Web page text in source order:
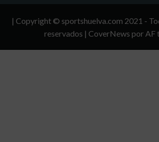
| Copyright © sportshuelva.com 2021 -
reservados | CoverNews por AF